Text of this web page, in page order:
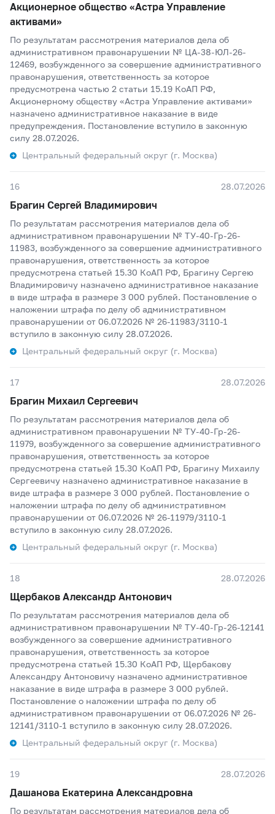
Акционерное общество «Астра Управление
активами»
По результатам рассмотрения материалов дела об
административном правонарушении № ЦА-38-ЮЛ-26-
12469, возбужденного за совершение административного
правонарушения, ответственность за которое
предусмотрена частью 2 статьи 15.19 КоАП РФ,
Акционерному обществу «Астра Управление активами»
назначено административное наказание в виде
предупреждения. Постановление вступило в законную
силу 28.07.2026.
Центральный федеральный округ (г. Москва)
16 28.07.2026
Брагин Сергей Владимирович
По результатам рассмотрения материалов дела об
административном правонарушении № ТУ-40-Гр-26-
11983, возбужденного за совершение административного
правонарушения, ответственность за которое
предусмотрена статьей 15.30 КоАП РФ, Брагину Сергею
Владимировичу назначено административное наказание
в виде штрафа в размере 3 000 рублей. Постановление о
наложении штрафа по делу об административном
правонарушении от 06.07.2026 № 26-11983/3110-1
вступило в законную силу 28.07.2026.
Центральный федеральный округ (г. Москва)
17 28.07.2026
Брагин Михаил Сергеевич
По результатам рассмотрения материалов дела об
административном правонарушении № ТУ-40-Гр-26-
11979, возбужденного за совершение административного
правонарушения, ответственность за которое
предусмотрена статьей 15.30 КоАП РФ, Брагину Михаилу
Сергеевичу назначено административное наказание в
виде штрафа в размере 3 000 рублей. Постановление о
наложении штрафа по делу об административном
правонарушении от 06.07.2026 № 26-11979/3110-1
вступило в законную силу 28.07.2026.
Центральный федеральный округ (г. Москва)
18 28.07.2026
Щербаков Александр Антонович
По результатам рассмотрения материалов дела об
административном правонарушении № ТУ-40-Гр-26-12141
возбужденного за совершение административного
правонарушения, ответственность за которое
предусмотрена статьей 15.30 КоАП РФ, Щербакову
Александру Антоновичу назначено административное
наказание в виде штрафа в размере 3 000 рублей.
Постановление о наложении штрафа по делу об
административном правонарушении от 06.07.2026 № 26-
12141/3110-1 вступило в законную силу 28.07.2026.
Центральный федеральный округ (г. Москва)
19 28.07.2026
Дашанова Екатерина Александровна
По результатам рассмотрения материалов дела об